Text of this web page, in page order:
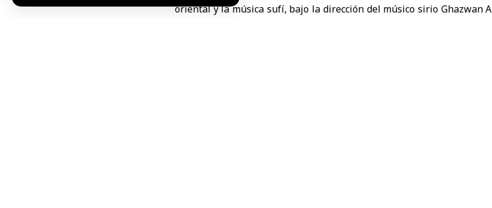
oriental y la música sufí, bajo la dirección del músico sirio Ghazwan